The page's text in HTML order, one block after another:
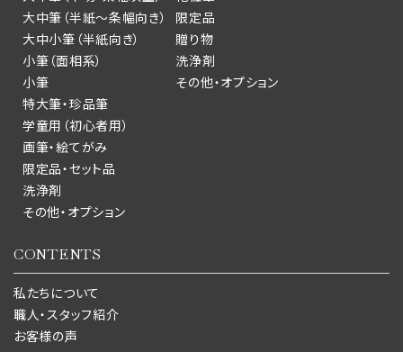
大中筆（半紙～条幅向き）
大中小筆（半紙向き）
小筆（面相系）
小筆
特大筆・珍品筆
学童用（初心者用）
画筆・絵てがみ
限定品・セット品
洗浄剤
その他・オプション
限定品
贈り物
洗浄剤
その他・オプション
CONTENTS
私たちについて
職人・スタッフ紹介
お客様の声